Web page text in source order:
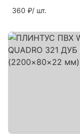
360 ₽/ шт.